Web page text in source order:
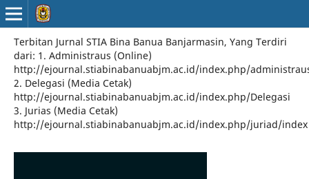
Terbitan Jurnal STIA Bina Banua Banjarmasin, Yang Terdiri
dari: 1. Administraus (Online)
http://ejournal.stiabinabanuabjm.ac.id/index.php/
2. Delegasi (Media Cetak)
http://ejournal.stiabinabanuabjm.ac.id/index.php/Delegasi
3. Jurias (Media Cetak)
http://ejournal.stiabinabanuabjm.ac.id/index.php/juriad/index